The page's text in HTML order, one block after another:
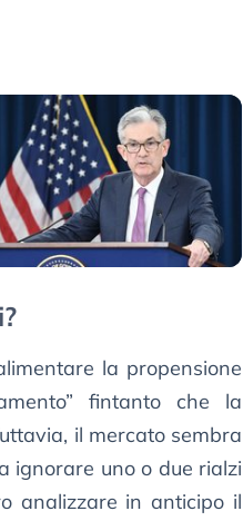
la propensione
fintanto che la
il mercato sembra
ignorare uno o due rialzi
analizzare in anticipo il